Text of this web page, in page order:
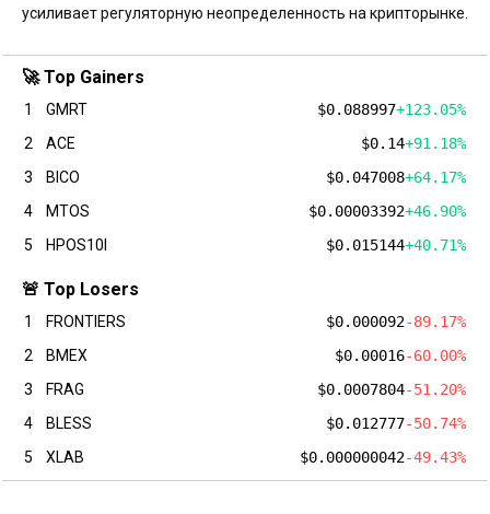
усиливает регуляторную неопределенность на крипторынке.
🚀 Top Gainers
1 GMRT $0.088997+123.05%
2
ACE $0.14+91.18%
3
BICO $0.047008+64.17%
4
MTOS $0.00003392+46.90%
5
HPOS10I $0.015144+40.71%
🚨 Top Losers
1 FRONTIERS $0.000092-89.17%
2
BMEX $0.00016-60.00%
3
FRAG $0.0007804-51.20%
4
BLESS $0.012777-50.74%
5
XLAB $0.000000042-49.43%